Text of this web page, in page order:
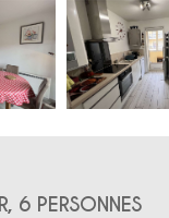
6 PERSONNES